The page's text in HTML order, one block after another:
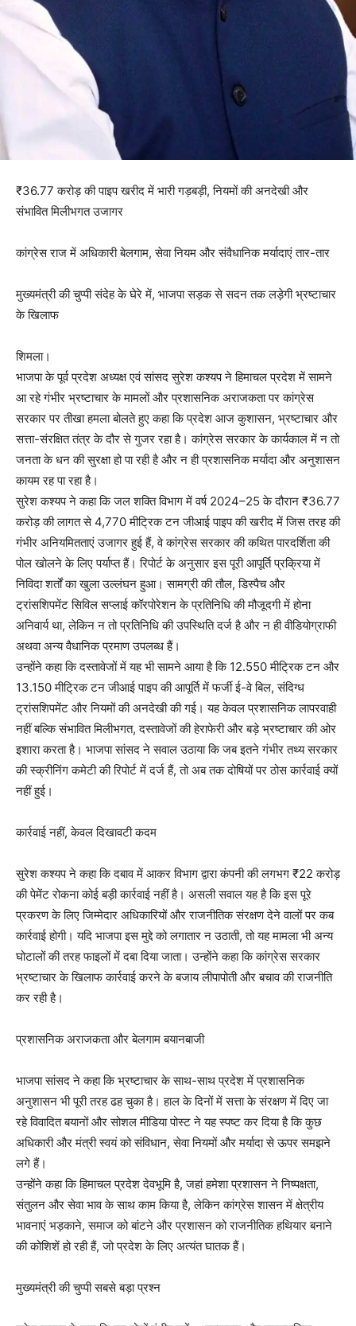
₹36.77 करोड़ की पाइप खरीद में भारी गड़बड़ी, नियमों की अनदेखी और
संभावित मिलीभगत उजागर
कांग्रेस राज में अधिकारी बेलगाम, सेवा नियम और संवैधानिक मर्यादाएं तार-तार
मुख्यमंत्री की चुप्पी संदेह के घेरे में, भाजपा सड़क से सदन तक लड़ेगी भ्रष्टाचार
के खिलाफ
शिमला।
भाजपा के पूर्व प्रदेश अध्यक्ष एवं सांसद सुरेश कश्यप ने हिमाचल प्रदेश में सामने
आ रहे गंभीर भ्रष्टाचार के मामलों और प्रशासनिक अराजकता पर कांग्रेस
सरकार पर तीखा हमला बोलते हुए कहा कि प्रदेश आज कुशासन, भ्रष्टाचार और
सत्ता-संरक्षित तंत्र के दौर से गुजर रहा है। कांग्रेस सरकार के कार्यकाल में न तो
जनता के धन की सुरक्षा हो पा रही है और न ही प्रशासनिक मर्यादा और अनुशासन
कायम रह पा रहा है।
सुरेश कश्यप ने कहा कि जल शक्ति विभाग में वर्ष 2024–25 के दौरान ₹36.77
करोड़ की लागत से 4,770 मीट्रिक टन जीआई पाइप की खरीद में जिस तरह की
गंभीर अनियमितताएं उजागर हुई हैं, वे कांग्रेस सरकार की कथित पारदर्शिता की
पोल खोलने के लिए पर्याप्त हैं। रिपोर्ट के अनुसार इस पूरी आपूर्ति प्रक्रिया में
निविदा शर्तों का खुला उल्लंघन हुआ। सामग्री की तौल, डिस्पैच और
ट्रांसशिपमेंट सिविल सप्लाई कॉरपोरेशन के प्रतिनिधि की मौजूदगी में होना
अनिवार्य था, लेकिन न तो प्रतिनिधि की उपस्थिति दर्ज है और न ही वीडियोग्राफी
अथवा अन्य वैधानिक प्रमाण उपलब्ध हैं।
उन्होंने कहा कि दस्तावेजों में यह भी सामने आया है कि 12.550 मीट्रिक टन और
13.150 मीट्रिक टन जीआई पाइप की आपूर्ति में फर्जी ई-वे बिल, संदिग्ध
ट्रांसशिपमेंट और नियमों की अनदेखी की गई। यह केवल प्रशासनिक लापरवाही
नहीं बल्कि संभावित मिलीभगत, दस्तावेजों की हेराफेरी और बड़े भ्रष्टाचार की ओर
इशारा करता है। भाजपा सांसद ने सवाल उठाया कि जब इतने गंभीर तथ्य सरकार
की स्क्रीनिंग कमेटी की रिपोर्ट में दर्ज हैं, तो अब तक दोषियों पर ठोस कार्रवाई क्यों
नहीं हुई।
कार्रवाई नहीं, केवल दिखावटी कदम
सुरेश कश्यप ने कहा कि दबाव में आकर विभाग द्वारा कंपनी की लगभग ₹22 करोड़
की पेमेंट रोकना कोई बड़ी कार्रवाई नहीं है। असली सवाल यह है कि इस पूरे
प्रकरण के लिए जिम्मेदार अधिकारियों और राजनीतिक संरक्षण देने वालों पर कब
कार्रवाई होगी। यदि भाजपा इस मुद्दे को लगातार न उठाती, तो यह मामला भी अन्य
घोटालों की तरह फाइलों में दबा दिया जाता। उन्होंने कहा कि कांग्रेस सरकार
भ्रष्टाचार के खिलाफ कार्रवाई करने के बजाय लीपापोती और बचाव की राजनीति
कर रही है।
प्रशासनिक अराजकता और बेलगाम बयानबाजी
भाजपा सांसद ने कहा कि भ्रष्टाचार के साथ-साथ प्रदेश में प्रशासनिक
अनुशासन भी पूरी तरह ढह चुका है। हाल के दिनों में सत्ता के संरक्षण में दिए जा
रहे विवादित बयानों और सोशल मीडिया पोस्ट ने यह स्पष्ट कर दिया है कि कुछ
अधिकारी और मंत्री स्वयं को संविधान, सेवा नियमों और मर्यादा से ऊपर समझने
लगे हैं।
उन्होंने कहा कि हिमाचल प्रदेश देवभूमि है, जहां हमेशा प्रशासन ने निष्पक्षता,
संतुलन और सेवा भाव के साथ काम किया है, लेकिन कांग्रेस शासन में क्षेत्रीय
भावनाएं भड़काने, समाज को बांटने और प्रशासन को राजनीतिक हथियार बनाने
की कोशिशें हो रही हैं, जो प्रदेश के लिए अत्यंत घातक हैं।
मुख्यमंत्री की चुप्पी सबसे बड़ा प्रश्न